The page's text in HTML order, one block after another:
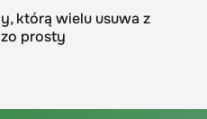
którą wielu usuwa z
prosty